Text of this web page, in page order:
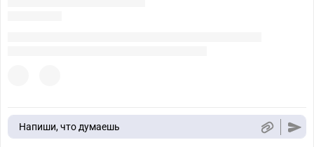
Напиши, что думаешь